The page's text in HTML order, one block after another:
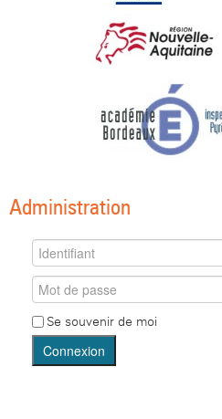
Administration
Se souvenir de moi
Connexion